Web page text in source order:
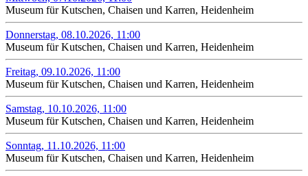
Museum für Kutschen, Chaisen und Karren, Heidenheim
Donnerstag, 08.10.2026, 11:00
Museum für Kutschen, Chaisen und Karren, Heidenheim
Freitag, 09.10.2026, 11:00
Museum für Kutschen, Chaisen und Karren, Heidenheim
Samstag, 10.10.2026, 11:00
Museum für Kutschen, Chaisen und Karren, Heidenheim
Sonntag, 11.10.2026, 11:00
Museum für Kutschen, Chaisen und Karren, Heidenheim